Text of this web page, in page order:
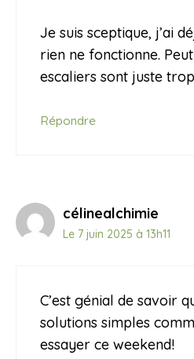
Je suis sceptique, j’ai
rien ne fonctionne.
escaliers sont juste
Répondre
célinealchimie
Le 7 juin 2025 à 13h11
C’est génial de savoir
solutions simples
essayer ce weekend!